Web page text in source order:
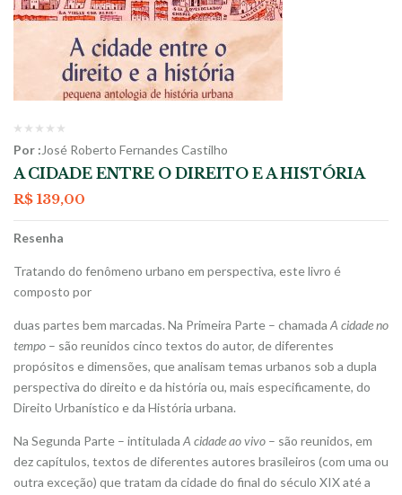
Por : José Roberto Fernandes Castilho
A CIDADE ENTRE O DIREITO E A HISTÓRIA
R$ 139,00
Resenha
Tratando do fenômeno urbano em perspectiva, este livro é
composto por
duas partes bem marcadas. Na Primeira Parte – chamada A cidade no
tempo – são reunidos cinco textos do autor, de diferentes
propósitos e dimensões, que analisam temas urbanos sob a dupla
perspectiva do direito e da história ou, mais especificamente, do
Direito Urbanístico e da História urbana.
Na Segunda Parte – intitulada A cidade ao vivo – são reunidos, em
dez capítulos, textos de diferentes autores brasileiros (com uma ou
outra exceção) que tratam da cidade do final do século XIX até a